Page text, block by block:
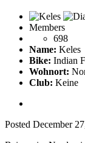
Members
698
Name: Keles
Bike: Indian
Wohnort:
Club: Keine
Posted December